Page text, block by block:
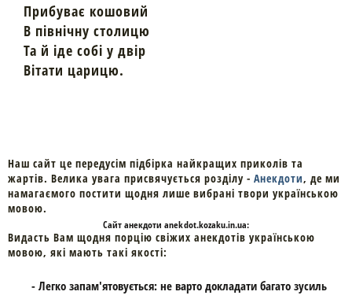
Прибуває кошовий
В північну столицю
Та й іде собі у двір
Вітати царицю.
Наш сайт це передусім підбірка найкращих приколів та
жартів. Велика увага присвячується розділу - Анекдоти, де ми
намагаємого постити щодня лише вибрані твори українською
мовою.
Cайтанекдоти anekdot.kozaku.in.ua:
Видасть Вам щодня порцію свіжих анекдотів українською
мовою, які мають такі якості:
- Легко запам'ятовується: не варто докладати багато зусиль